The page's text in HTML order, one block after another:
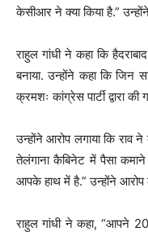
केसीआर ने क्या किया है.”
राहुल गांधी ने कहा कि
बनाया. उन्होंने कहा कि
क्रमशः कांग्रेस पार्टी द्वारा की
उन्होंने आरोप लगाया कि
तेलंगाना कैबिनेट में पैसा
आपके हाथ में है.” उन्होंने आरोप
राहुल गांधी ने कहा, “आपने